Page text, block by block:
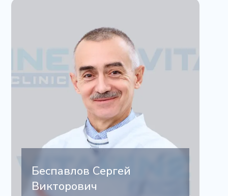
Беспавлов Сергей
Викторович